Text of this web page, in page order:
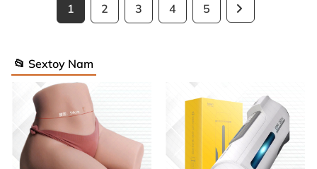
1 2 3 4 5
📂 Sextoy Nam